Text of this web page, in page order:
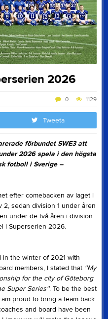
2026
1129
0
Tweeta
förbundet SWE3 att
2026 spela i den högsta
fotboll i Sverige –
efter comebacken av laget i
sedan division 1 under åren
under de två åren i division
i Superserien 2026.
the winter of 2021 with
members, I stated that ''My
for the city of Göteborg
Super Series''. To be the best
proud to bring a team back
and board have been